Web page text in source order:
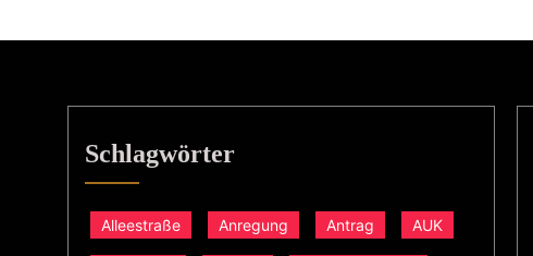
Schlagwörter
Alleestraße Anregung Antrag AUK